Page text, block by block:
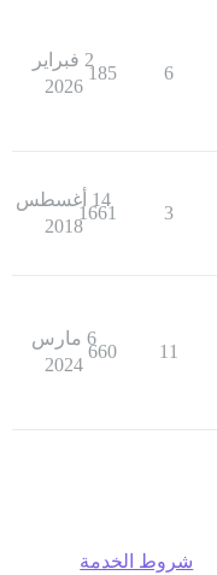
6
185
2 فبراير
2026
3
1661
14 أغسطس
2018
11
660
6 مارس
2024
شروط الخدمة